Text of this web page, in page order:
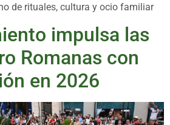
de rituales, cultura y ocio familiar
impulsa las
Romanas con
en 2026